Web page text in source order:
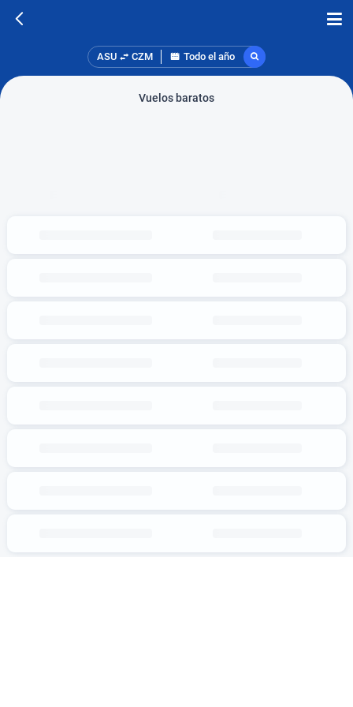
ASU CZM Todo el año
Vuelos baratos